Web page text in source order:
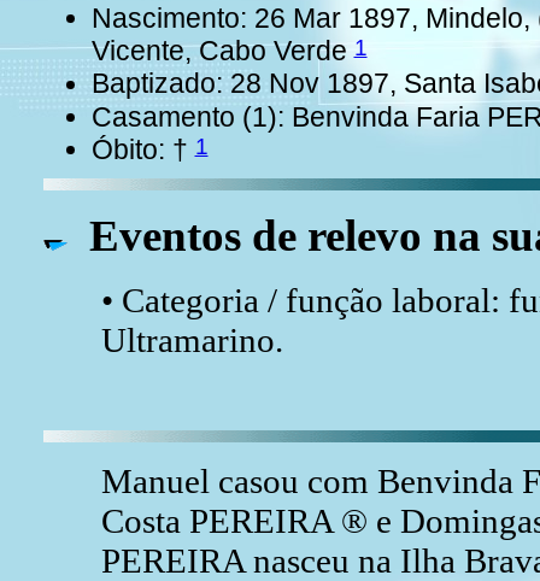
Nascimento: 26 Mar 1897,
Vicente, Cabo Verde1
Baptizado: 28 Nov 1897, Santa
Casamento (1): Benvinda Faria
Óbito: †1
Eventos de relevo na
• Categoria / função laboral:
Ultramarino.
Manuel casou com Benvinda
Costa PEREIRA ® e
PEREIRA nasceu na Ilha